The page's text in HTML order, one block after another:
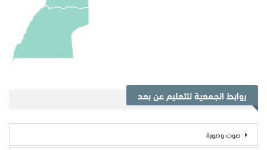
روابط الجمعية للتعليم عن بعد
صوت وصورة